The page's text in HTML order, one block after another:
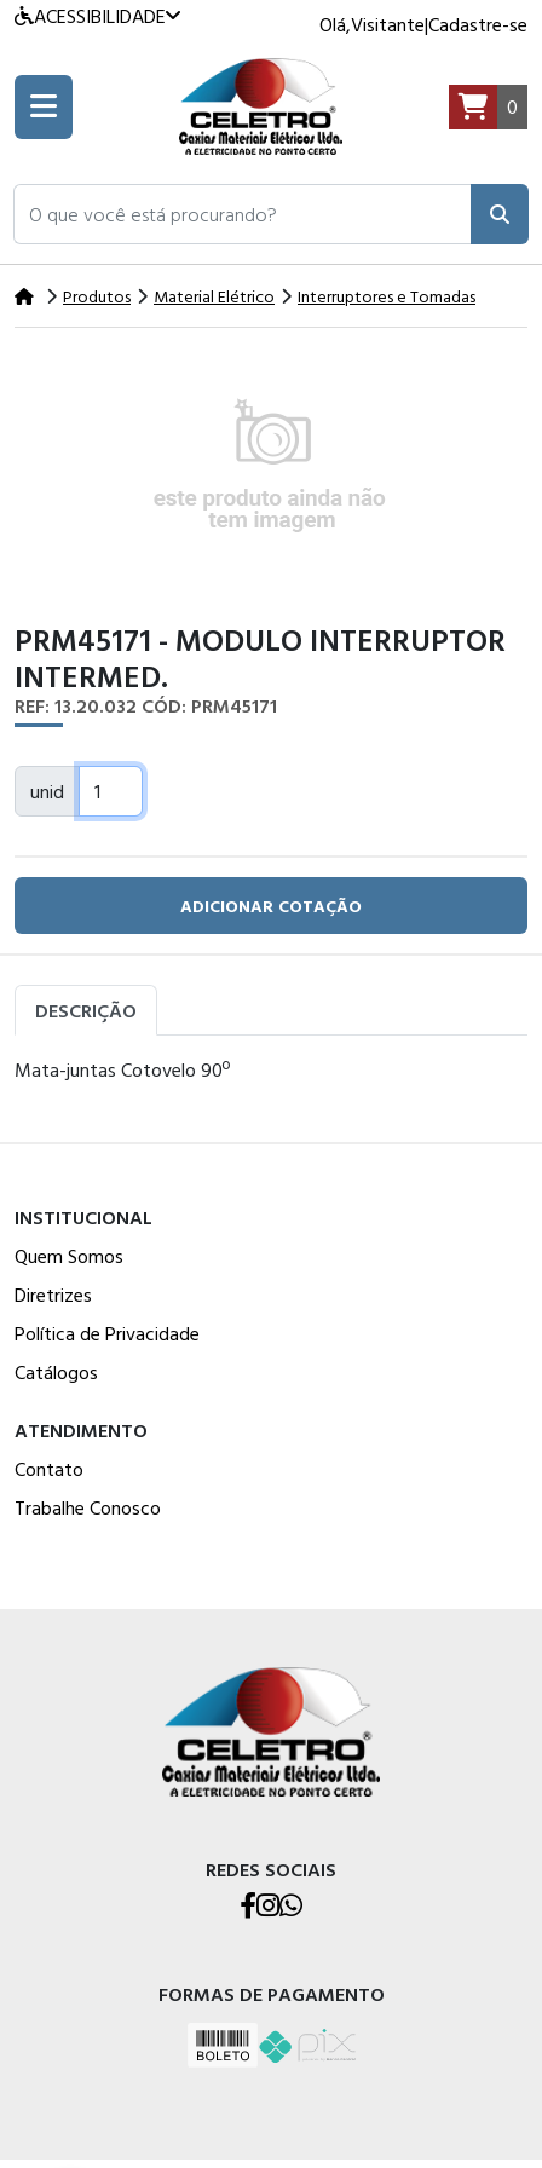
ACESSIBILIDADE Olá,Visitante|Cadastre-se
O que você está procurando?
0
Produtos Material Elétrico Interruptores e Tomadas
PRM45171 - MODULO INTERRUPTOR
INTERMED.
REF: 13.20.032 CÓD: PRM45171
unid
ADICIONAR COTAÇÃO
DESCRIÇÃO
Mata-juntas Cotovelo 90º
INSTITUCIONAL
Quem Somos
Diretrizes
Política de Privacidade
Catálogos
ATENDIMENTO
Contato
Trabalhe Conosco
REDES SOCIAIS
FORMAS DE PAGAMENTO